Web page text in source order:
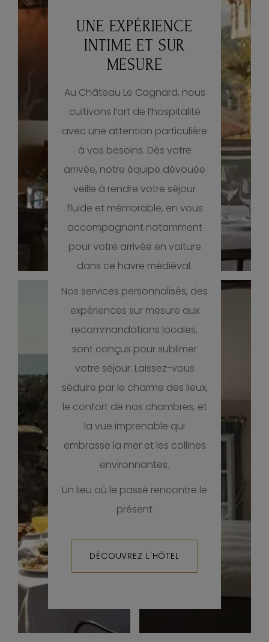
UNE EXPÉRIENCE
INTIME ET SUR
MESURE
Au Château Le Cagnard, nous
cultivons l’art de l’hospitalité
avec une attention particulière
à vos besoins. Dès votre
arrivée, notre équipe dévouée
veille à rendre votre séjour
fluide et mémorable, en vous
accompagnant notamment
pour votre arrivée en voiture
dans ce havre médiéval.
Nos services personnalisés, des
expériences sur mesure aux
recommandations locales,
sont conçus pour sublimer
votre séjour. Laissez-vous
séduire par le charme des lieux,
le confort de nos chambres, et
la vue imprenable qui
embrasse la mer et les collines
environnantes.
Un lieu où le passé rencontre le
présent
DÉCOUVREZ L'HÔTEL